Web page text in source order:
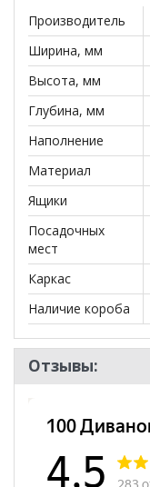
Производитель
Ширина, мм
Высота, мм
Глубина, мм
Наполнение
Материал
Ящики
Посадочных
мест
Каркас
Наличие короба
Форма
Наличие спинки
Высота
места, мм
Отзывы: